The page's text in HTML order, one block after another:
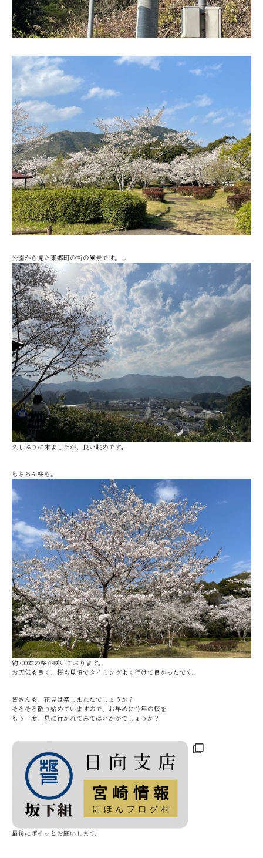
公園から見た東郷町の街の風景です。↓
久しぶりに来ましたが、良い眺めです。
もちろん桜も。
約200本の桜が咲いております。
お天気も良く、桜も見頃でタイミングよく行けて良かったです。
皆さんも、花見は楽しまれたでしょうか？
そろそろ散り始めていますので、お早めに今年の桜を
もう一度、見に行かれてみてはいかがでしょうか？
最後にポチッとお願いします。